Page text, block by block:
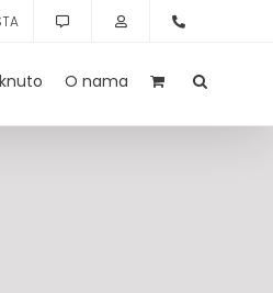
O nama